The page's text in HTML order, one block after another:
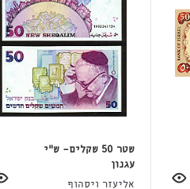
שטר 50 שקלים- ש"י
עגנון
אליעזר ויסהוף